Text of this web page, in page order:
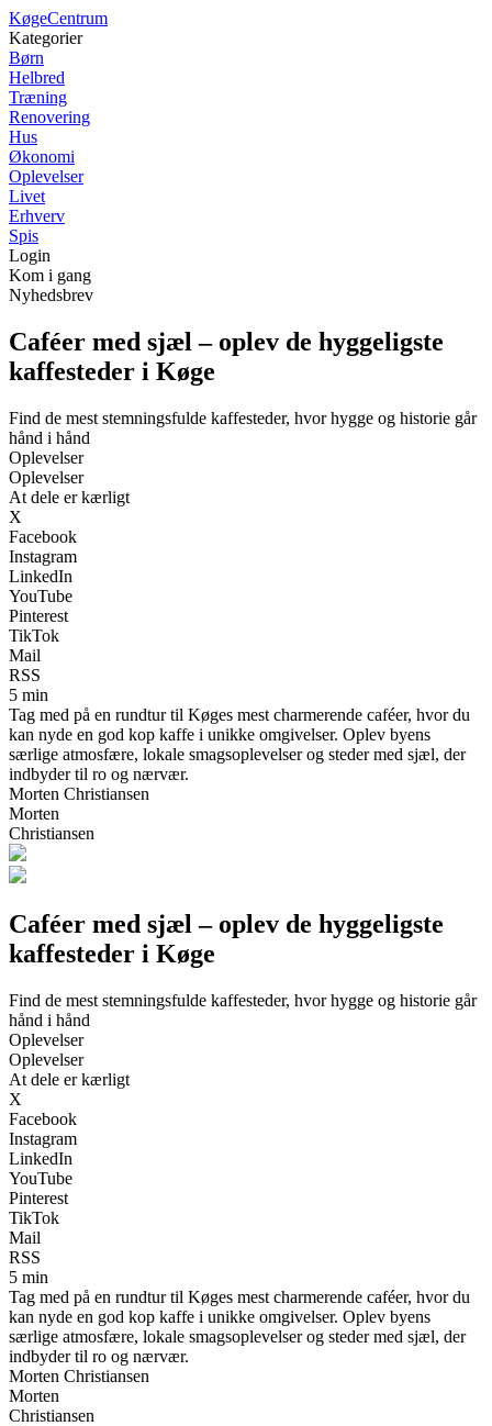
KøgeCentrum
Kategorier
Børn
Helbred
Træning
Renovering
Hus
Økonomi
Oplevelser
Livet
Erhverv
Spis
Login
Kom i gang
Nyhedsbrev
Caféer med sjæl – oplev de hyggeligste
kaffesteder i Køge
Find de mest stemningsfulde kaffesteder, hvor hygge og historie går
hånd i hånd
Oplevelser
Oplevelser
At dele er kærligt
X
Facebook
Instagram
LinkedIn
YouTube
Pinterest
TikTok
Mail
RSS
5 min
Tag med på en rundtur til Køges mest charmerende caféer, hvor du
kan nyde en god kop kaffe i unikke omgivelser. Oplev byens
særlige atmosfære, lokale smagsoplevelser og steder med sjæl, der
indbyder til ro og nærvær.
Morten Christiansen
Morten
Christiansen
Caféer med sjæl – oplev de hyggeligste
kaffesteder i Køge
Find de mest stemningsfulde kaffesteder, hvor hygge og historie går
hånd i hånd
Oplevelser
Oplevelser
At dele er kærligt
X
Facebook
Instagram
LinkedIn
YouTube
Pinterest
TikTok
Mail
RSS
5 min
Tag med på en rundtur til Køges mest charmerende caféer, hvor du
kan nyde en god kop kaffe i unikke omgivelser. Oplev byens
særlige atmosfære, lokale smagsoplevelser og steder med sjæl, der
indbyder til ro og nærvær.
Morten Christiansen
Morten
Christiansen